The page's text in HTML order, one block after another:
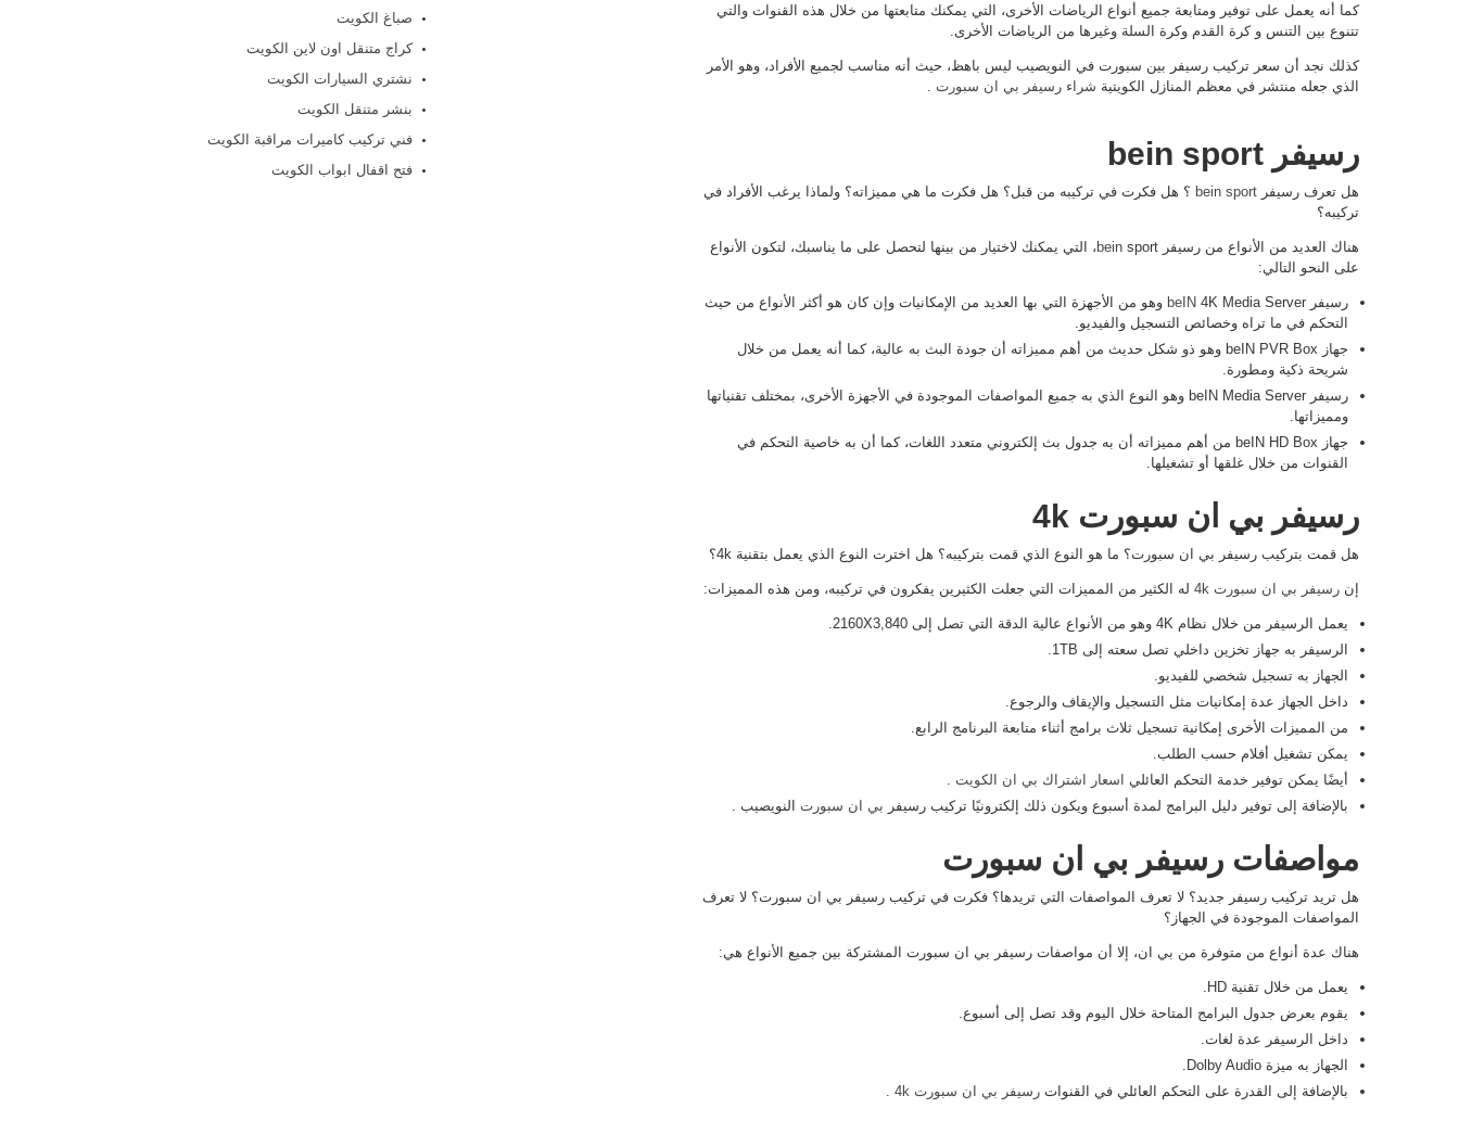
كما أنه يعمل على توفير ومتابعة جميع أنواع الرياضات الأخرى، التي يمكنك متابعتها من خلال هذه القنوات والتي
تتنوع بين التنس و كرة القدم وكرة السلة وغيرها من الرياضات الأخرى.
كذلك نجد أن سعر تركيب رسيفر بين سبورت في النويصيب ليس باهظ، حيث أنه مناسب لجميع الأفراد، وهو الأمر
الذي جعله منتشر في معظم المنازل الكويتية شراء رسيفر بي ان سبورت
رسيفر bein sport
هل تعرف رسيفر bein sport ؟ هل فكرت في تركيبه من قبل؟ هل فكرت ما هي مميزاته؟ ولماذا يرغب الأفراد في
تركيبه؟
هناك العديد من الأنواع من رسيفر bein sport، التي يمكنك لاختيار من بينها لتحصل على ما يناسبك، لتكون الأنواع
على النحو التالي:
رسيفر beIN 4K Media Server وهو من الأجهزة التي بها العديد من الإمكانيات وإن كان هو أكثر الأنواع من حيث
التحكم في ما تراه وخصائص التسجيل والفيديو.
جهاز beIN PVR Box وهو ذو شكل حديث من أهم مميزاته أن جودة البث به عالية، كما أنه يعمل من خلال
شريحة ذكية ومطورة.
رسيفر beIN Media Server وهو النوع الذي به جميع المواصفات الموجودة في الأجهزة الأخرى، بمختلف تقنياتها
ومميزاتها.
جهاز beIN HD Box من أهم مميزاته أن به جدول بث إلكتروني متعدد اللغات، كما أن به خاصية التحكم في
القنوات من خلال غلقها أو تشغيلها.
رسيفر بي ان سبورت 4k
هل قمت بتركيب رسيفر بي ان سبورت؟ ما هو النوع الذي قمت بتركيبه؟ هل اخترت النوع الذي يعمل بتقنية 4k؟
إن رسيفر بي ان سبورت 4k له الكثير من المميزات التي جعلت الكثيرين يفكرون في تركيبه، ومن هذه المميزات:
يعمل الرسيفر من خلال نظام 4K وهو من الأنواع عالية الدقة التي تصل إلى 2160X3,840.
الرسيفر به جهاز تخزين داخلي تصل سعته إلى 1TB.
الجهاز به تسجيل شخصي للفيديو.
داخل الجهاز عدة إمكانيات مثل التسجيل والإيقاف والرجوع.
من المميزات الأخرى إمكانية تسجيل ثلاث برامج أثناء متابعة البرنامج الرابع.
يمكن تشغيل أفلام حسب الطلب.
أيضًا يمكن توفير خدمة التحكم العائلي
اسعار اشتراك بي ان الكويت
بالإضافة إلى توفير دليل البرامج لمدة أسبوع ويكون ذلك إلكترونيًا تركيب رسيفر بي ان سبورت النويصيب .
مواصفات رسيفر بي ان سبورت
هل تريد تركيب رسيفر جديد؟ لا تعرف المواصفات التي تريدها؟ فكرت في تركيب رسيفر بي ان سبورت؟ لا تعرف
المواصفات الموجودة في الجهاز؟
هناك عدة أنواع من متوفرة من بي ان، إلا أن مواصفات رسيفر بي ان سبورت المشتركة بين جميع الأنواع هي:
يعمل من خلال تقنية HD.
يقوم بعرض جدول البرامج المتاحة خلال اليوم وقد تصل إلى أسبوع.
داخل الرسيفر عدة لغات.
الجهاز به ميزة Dolby Audio.
بالإضافة إلى القدرة على التحكم العائلي في القنوات رسيفر بي ان سبورت 4k
صباغ الكويت
كراج متنقل اون لاين الكويت
نشتري السيارات الكويت
بنشر متنقل الكويت
فني تركيب كاميرات مراقبة الكويت
فتح اقفال ابواب الكويت